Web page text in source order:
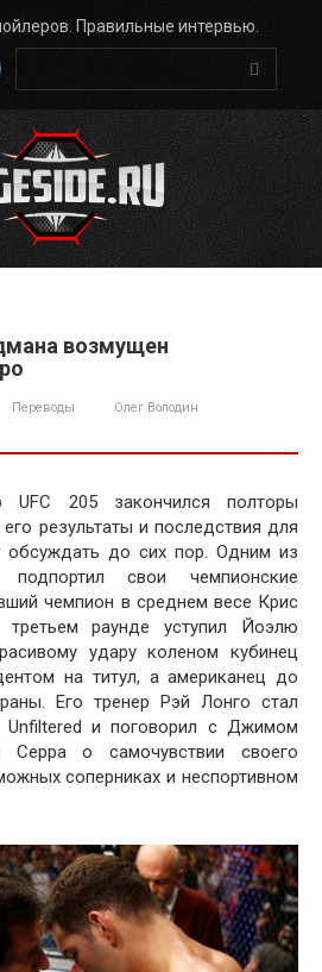
Правильные интервью.
Поиск:
возмущен
Переводы Олег Володин
UFC 205 закончился полторы
результаты и последствия для
обсуждать до сих пор. Одним из
свои чемпионские
чемпион в среднем весе Крис
раунде уступил Йоэлю
удару коленом кубинец
на титул, а американец до
Его тренер Рэй Лонго стал
Unfiltered и поговорил с Джимом
о самочувствии своего
соперниках и неспортивном